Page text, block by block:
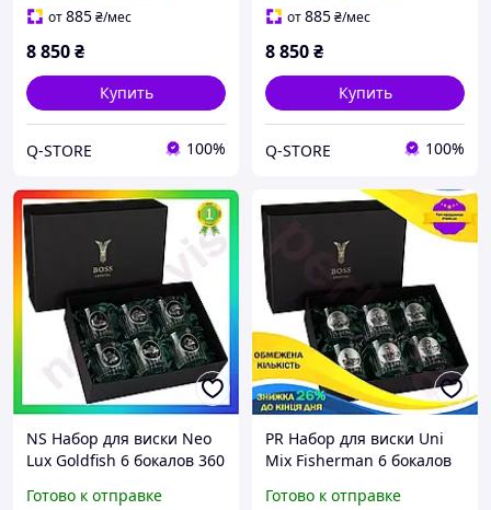
shopping-without-
от885₴/мес
8 850₴
Купить
Q-STORE 100%
Q-STORE -shopping-
от885₴/мес
8 850₴
Купить
Q-STORE 100%
NS Набор для виски Neo
Lux Goldfish 6 бокалов 360
позолотой для мужчин и
Готово к отправке
PR Набор для виски Uni
Mix Fisherman 6 бокалов
серебро с позолотой)
Готово к отправке